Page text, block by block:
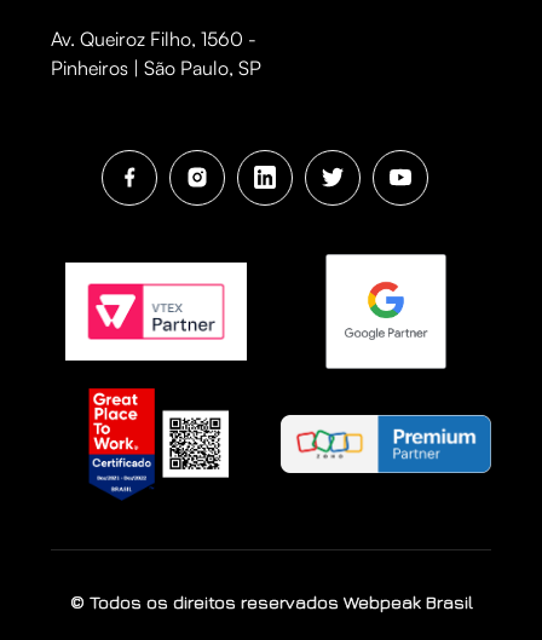
Av. Queiroz Filho, 1560 -
Pinheiros | São Paulo, SP
© Todos os direitos reservados Webpeak Brasil